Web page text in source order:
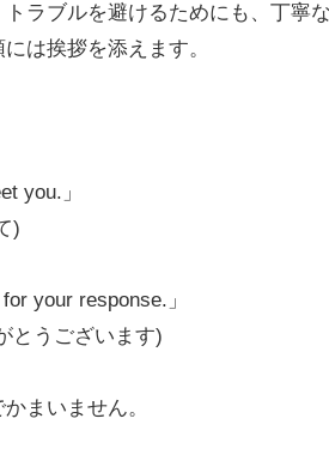
トラブルを避けるためにも、丁寧
は挨拶を添えます。
you.」
)
your response.」
とうございます)
まいません。